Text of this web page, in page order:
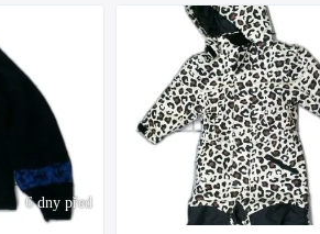
6 dny před